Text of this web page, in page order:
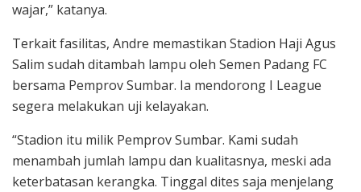
wajar,” katanya.
Terkait fasilitas, Andre memastikan Stadion Haji Agus
Salim sudah ditambah lampu oleh Semen Padang FC
bersama Pemprov Sumbar. Ia mendorong I League
segera melakukan uji kelayakan.
“Stadion itu milik Pemprov Sumbar. Kami sudah
menambah jumlah lampu dan kualitasnya, meski ada
keterbatasan kerangka. Tinggal dites saja menjelang